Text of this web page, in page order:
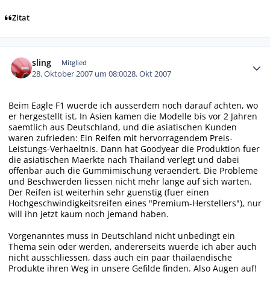
Zitat
sling Mitglied
28. Oktober 2007 um 08:0028. Okt 2007
Beim Eagle F1 wuerde ich ausserdem noch darauf achten, wo
er hergestellt ist. In Asien kamen die Modelle bis vor 2 Jahren
saemtlich aus Deutschland, und die asiatischen Kunden
waren zufrieden: Ein Reifen mit hervorragendem Preis-
Leistungs-Verhaeltnis. Dann hat Goodyear die Produktion fuer
die asiatischen Maerkte nach Thailand verlegt und dabei
offenbar auch die Gummimischung veraendert. Die Probleme
und Beschwerden liessen nicht mehr lange auf sich warten.
Der Reifen ist weiterhin sehr guenstig (fuer einen
Hochgeschwindigkeitsreifen eines "Premium-Herstellers"), nur
will ihn jetzt kaum noch jemand haben.
Vorgenanntes muss in Deutschland nicht unbedingt ein
Thema sein oder werden, andererseits wuerde ich aber auch
nicht ausschliessen, dass auch ein paar thailaendische
Produkte ihren Weg in unsere Gefilde finden. Also Augen auf!